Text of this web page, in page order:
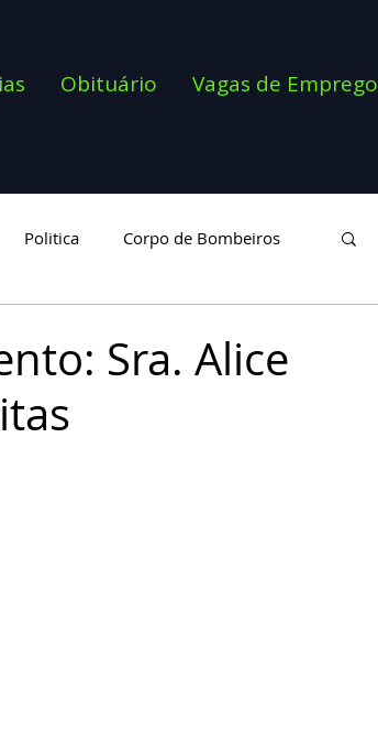
Obituário Vagas de Emprego
Politica Corpo de Bombeiros
Sra. Alice